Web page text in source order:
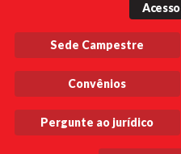
Sede Campestre
Convênios
Pergunte ao jurídico